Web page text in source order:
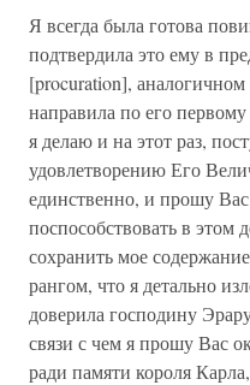
Я всегда была готова
подтвердила это ему в
[procuration],
направила по его
я делаю и на этот раз,
удовлетворению Его
единственно, и прошу
поспособствовать в этом
сохранить мое
рангом, что я детально
доверила господину
связи с чем я прошу Вас
ради памяти короля